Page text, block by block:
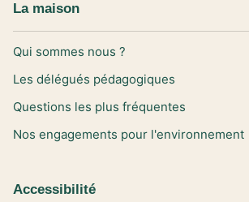
La maison
Qui sommes nous ?
Les délégués pédagogiques
Questions les plus fréquentes
Nos engagements pour l'environnement
Accessibilité